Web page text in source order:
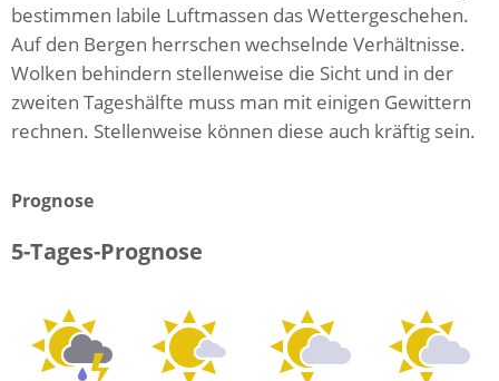
bestimmen labile Luftmassen das Wettergeschehen.
Auf den Bergen herrschen wechselnde Verhältnisse.
Wolken behindern stellenweise die Sicht und in der
zweiten Tageshälfte muss man mit einigen Gewittern
rechnen. Stellenweise können diese auch kräftig sein.
Prognose
5-Tages-Prognose